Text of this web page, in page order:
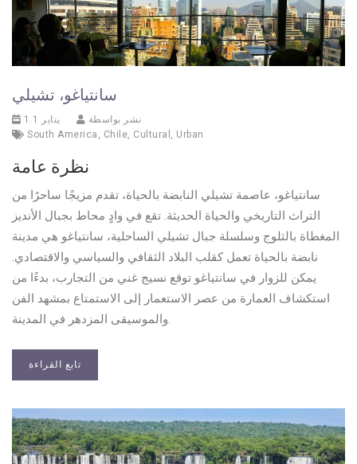
سانتياغو، تشيلي
1 يناير 1
نشر بواسطة
South America , Chile, Cultural , Urban
نظرة عامة
سانتياغو، عاصمة تشيلي النابضة بالحياة، تقدم مزيجًا ساحرًا من
التراث التاريخي والحياة الحديثة. تقع في وادٍ محاط بجبال الأنديز
المغطاة بالثلوج وسلسلة جبال تشيلي الساحلية، سانتياغو هي مدينة
نابضة بالحياة تعمل كقلب البلاد الثقافي والسياسي والاقتصادي.
يمكن للزوار في سانتياغو توقع نسيج غني من التجارب، بدءًا من
استكشاف العمارة من عصر الاستعمار إلى الاستمتاع بمشهد الفن
والموسيقى المزدهر في المدينة.
تابع القراءة